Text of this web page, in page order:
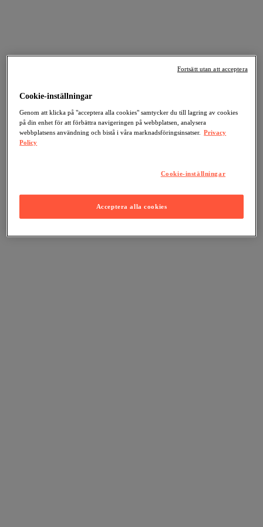
Cookie-inställningar
Genom att klicka på "acceptera alla cookies" samtycker du till lagring av cookies
på din enhet för att förbättra navigeringen på webbplatsen, analysera
webbplatsens användning och bistå i våra marknadsföringsinsatser.
Privacy
Policy
Cookie-inställningar
Acceptera alla cookies
Fortsätt utan att acceptera